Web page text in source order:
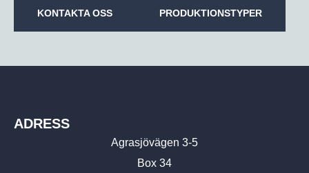
KONTAKTA OSS PRODUKTIONSTYPER
ADRESS
Agrasjövägen 3-5
Box 34